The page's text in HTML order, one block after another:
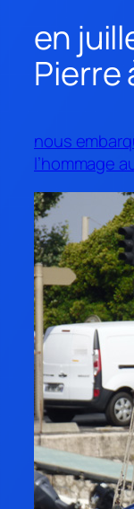
en
Pierre
nous
l’hommage